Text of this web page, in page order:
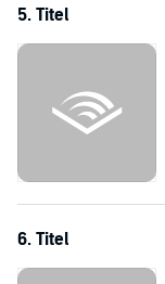
5. Titel
6. Titel